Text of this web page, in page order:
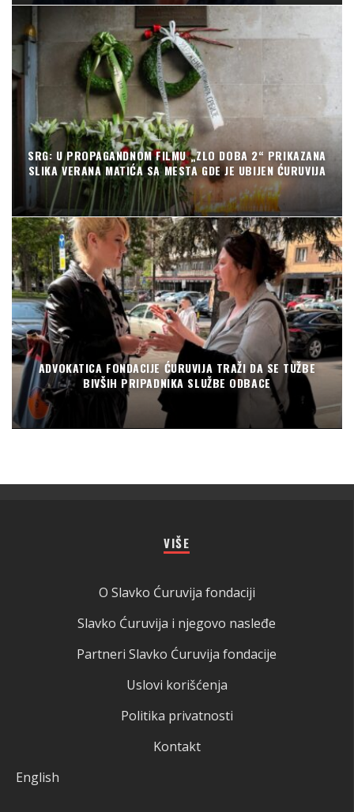
SRG: U PROPAGANDNOM FILMU „ZLO DOBA 2“ PRIKAZANA
SLIKA VERANA MATIĆA SA MESTA GDE JE UBIJEN ĆURUVIJA
ADVOKATICA FONDACIJE ĆURUVIJA TRAŽI DA SE TUŽBE
BIVŠIH PRIPADNIKA SLUŽBE ODBACE
VIŠE
O Slavko Ćuruvija fondaciji
Slavko Ćuruvija i njegovo nasleđe
Partneri Slavko Ćuruvija fondacije
Uslovi korišćenja
Politika privatnosti
Kontakt
English